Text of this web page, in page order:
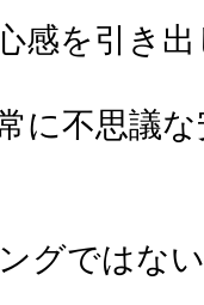
感を引き
に不思議
グではな